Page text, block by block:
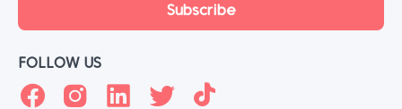
FOLLOW US